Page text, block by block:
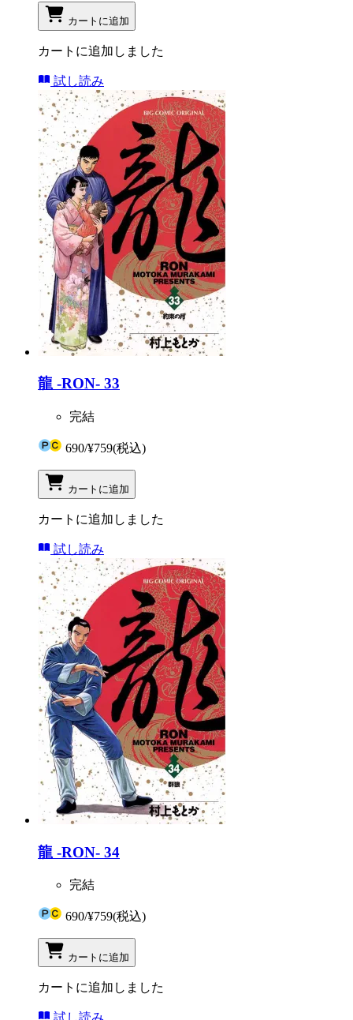
カートに追加
カートに追加しました
試し読み
龍 -RON- 33
完結
690/¥759(税込)
カートに追加
カートに追加しました
試し読み
龍 -RON- 34
完結
690/¥759(税込)
カートに追加
カートに追加しました